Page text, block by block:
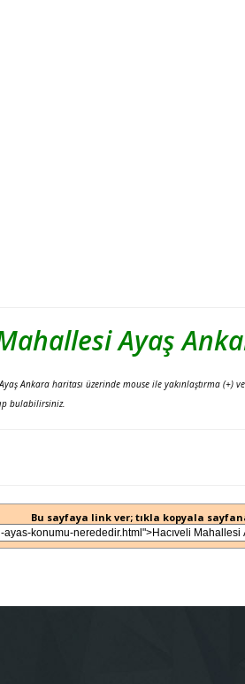
Ayaş
Ankara haritası üzerinde mouse ile yakınlaştırma
bulabilirsiniz.
Bu sayfaya link ver; tıkla kopyala